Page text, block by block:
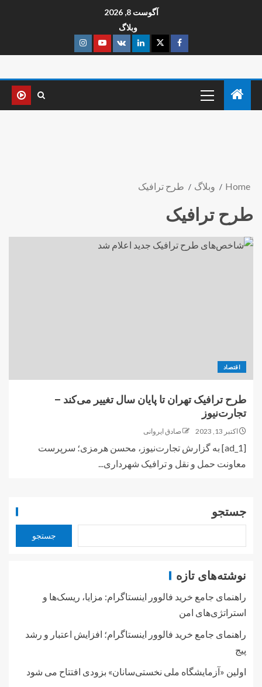
آگوست 8, 2026
وبلاگ
Home وبلاگ طرح ترافیک
طرح ترافیک
اقتصاد
طرح ترافیک تهران تا پایان سال تغییر می‌کند –
تجارت‌نیوز
اکتبر 13, 2023 صادق ایروانی
[ad_1] به گزارش تجارت‌نیوز، محسن هرمزی؛ سرپرست
معاونت حمل و نقل و ترافیک شهرداری...
جستجو
جستجو
نوشته‌های تازه
راهنمای جامع خرید فالوور اینستاگرام: مزایا، ریسک‌ها و
استراتژی‌های امن
راهنمای جامع خرید فالوور اینستاگرام؛ افزایش اعتبار و رشد
پیج
اولین «آزمایشگاه ملی نخستی‌سانان» بزودی افتتاح می شود